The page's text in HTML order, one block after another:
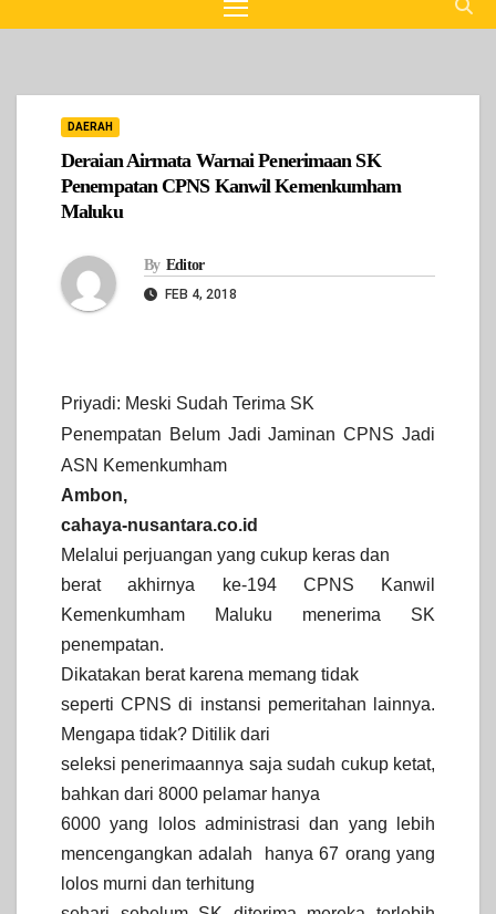
DAERAH
Deraian Airmata Warnai Penerimaan SK
Penempatan CPNS Kanwil Kemenkumham
Maluku
By Editor
FEB 4, 2018
Priyadi: Meski Sudah Terima SK
Penempatan Belum Jadi Jaminan CPNS Jadi
ASN Kemenkumham
Ambon,
cahaya-nusantara.co.id
Melalui perjuangan yang cukup keras dan
berat akhirnya ke-194 CPNS Kanwil
Kemenkumham Maluku menerima SK
penempatan.
Dikatakan berat karena memang tidak
seperti CPNS di instansi pemeritahan lainnya.
Mengapa tidak? Ditilik dari
seleksi penerimaannya saja sudah cukup ketat,
bahkan dari 8000 pelamar hanya
6000 yang lolos administrasi dan yang lebih
mencengangkan adalah hanya 67 orang yang
lolos murni dan terhitung